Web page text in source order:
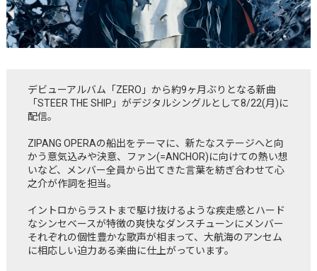
デビューアルバム「ZERO」から約9ヶ月ぶりとなる新曲
「STEER THE SHIP」がデジタルシングルとして8/22(月)に
配信。
ZIPANG OPERAの船出をテーマに、新たなステージへと向
かう意気込みや決意、ファン(=ANCHOR)に向けての熱い想
いなど、メンバー全員から出てきた言葉を紡ぎ合わせて心
之介が作詞を担当。
イントロからラストまで駆け抜けるような疾走感とハード
なシンセベースが特徴の爽快なダンスチューンにメンバー
それぞれの個性豊かな歌声が相まって、大航海のアンセム
に相応しい迫力ある楽曲に仕上がっています。